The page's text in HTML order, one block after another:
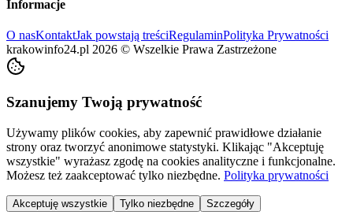
Informacje
O nasKontaktJak powstają treściRegulaminPolityka Prywatności
krakowinfo24.pl 2026 © Wszelkie Prawa Zastrzeżone
Szanujemy Twoją prywatność
Używamy plików cookies, aby zapewnić prawidłowe działanie
strony oraz tworzyć anonimowe statystyki. Klikając "Akceptuję
wszystkie" wyrażasz zgodę na cookies analityczne i funkcjonalne.
Możesz też zaakceptować tylko niezbędne. Polityka prywatności
Akceptuję wszystkie Tylko niezbędne Szczegóły